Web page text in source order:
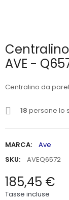
AVE -
Centralino da
18 persone lo
MARCA:
Ave
SKU:
AVEQ6572
185,45 €
Tasse incluse